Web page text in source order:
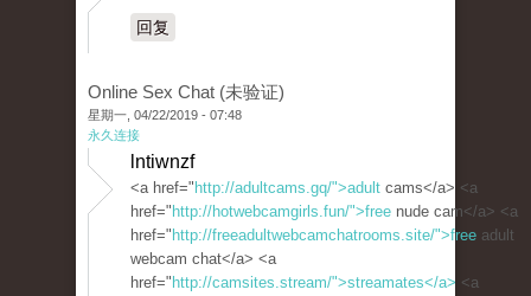
回复
Online Sex Chat (未验证)
星期一, 04/22/2019 - 07:48
永久连接
lntiwnzf
<a href=" http://adultcams.gq/">adult cams</a> <a
href=" http://hotwebcamgirls.fun/">free nude cam</a> <a
href=" http://freeadultwebcamchatrooms.site/">free adult
webcam chat</a> <a
href=" http://camsites.stream/">streamates</a> <a